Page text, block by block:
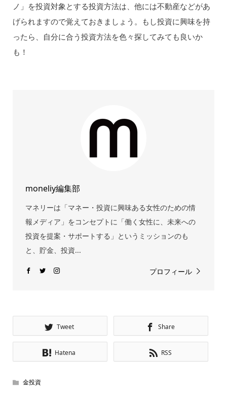
ノ」を投資対象とする投資方法は、他には不動産などがあ
げられますので覚えておきましょう。もし投資に興味を持
ったら、自分に合う投資方法を色々探してみても良いか
も！
moneliy編集部
マネリーは「マネー・投資に興味ある女性のための情
報メディア」をコンセプトに「働く女性に、未来への
投資を提案・サポートする」というミッションのも
と、貯金、投資...
プロフィール
Tweet Share
Hatena RSS
金投資